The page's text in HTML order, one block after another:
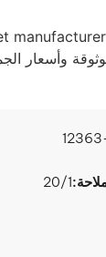
20/1